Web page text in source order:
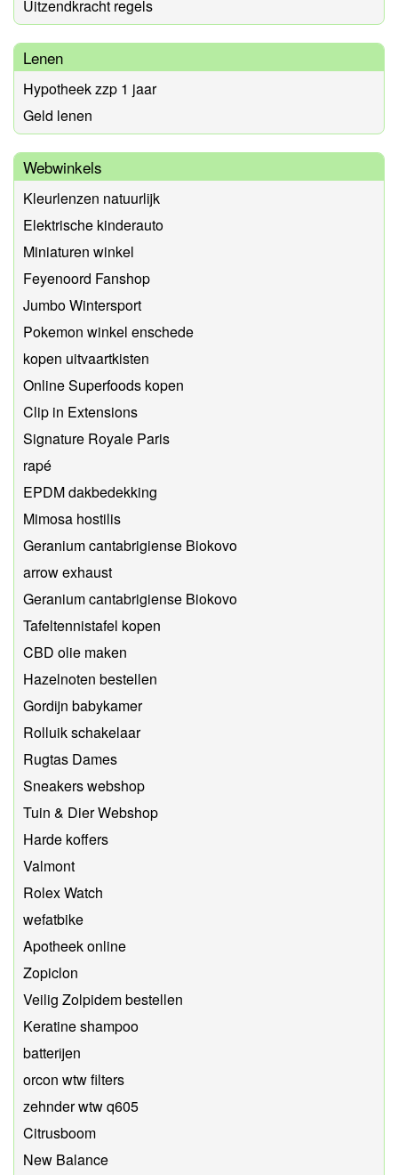
Uitzendkracht regels
Lenen
Hypotheek zzp 1 jaar
Geld lenen
Webwinkels
Kleurlenzen natuurlijk
Elektrische kinderauto
Miniaturen winkel
Feyenoord Fanshop
Jumbo Wintersport
Pokemon winkel enschede
kopen uitvaartkisten
Online Superfoods kopen
Clip in Extensions
Signature Royale Paris
rapé
EPDM dakbedekking
Mimosa hostilis
Geranium cantabrigiense Biokovo
arrow exhaust
Geranium cantabrigiense Biokovo
Tafeltennistafel kopen
CBD olie maken
Hazelnoten bestellen
Gordijn babykamer
Rolluik schakelaar
Rugtas Dames
Sneakers webshop
Tuin & Dier Webshop
Harde koffers
Valmont
Rolex Watch
wefatbike
Apotheek online
Zopiclon
Veilig Zolpidem bestellen
Keratine shampoo
batterijen
orcon wtw filters
zehnder wtw q605
Citrusboom
New Balance